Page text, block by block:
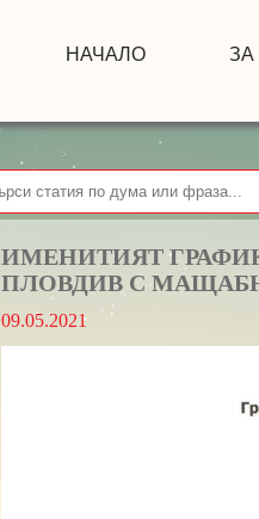
НАЧАЛО ЗА
ИМЕНИТИЯТ
ПЛОВДИВ С
09.05.2021